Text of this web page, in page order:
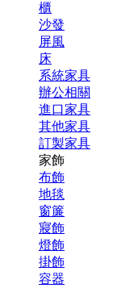
櫃
沙發
屏風
床
系統家具
辦公相關
進口家具
其他家具
訂製家具
家飾
布飾
地毯
窗簾
寢飾
燈飾
掛飾
容器